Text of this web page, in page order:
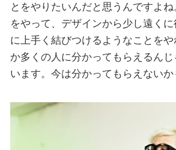
とをやりたいんだと思うんですよ
をやって、デザインから少し遠く
に上手く結びつけるようなことを
か多くの人に分かってもらえるん
います。今は分かってもらえないか